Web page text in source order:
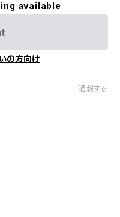
available
の方向け
通報する